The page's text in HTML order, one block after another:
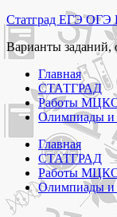
Перейти
к
содержимому
Статград ЕГЭ
Варианты заданий,
Главная
СТАТГРАД
Работы
Олимпиады и
Главная
СТАТГРАД
Работы
Олимпиады и